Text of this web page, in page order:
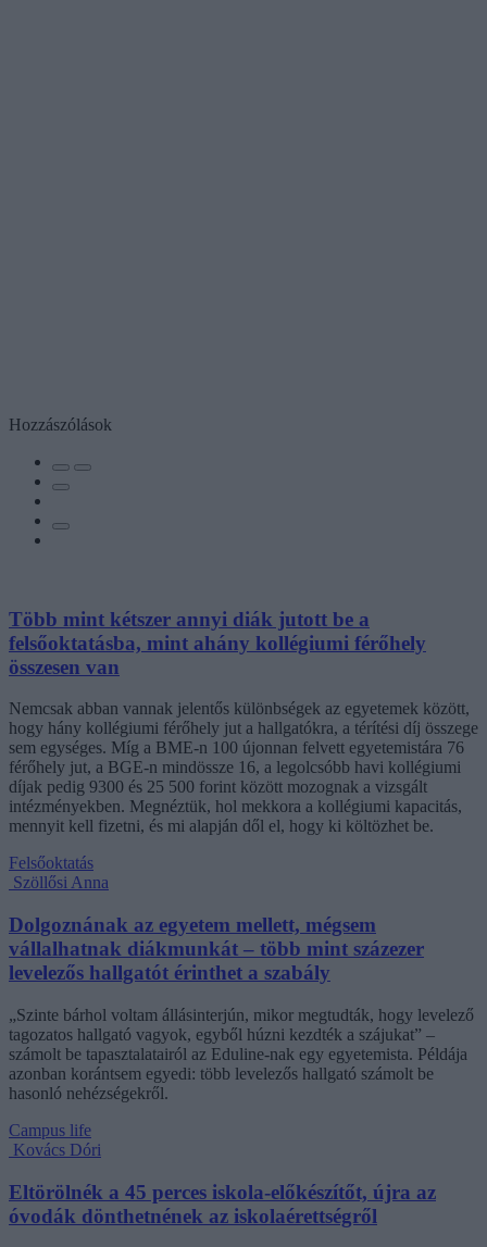
Hozzászólások
Több mint kétszer annyi diák jutott be a
felsőoktatásba, mint ahány kollégiumi férőhely
összesen van
Nemcsak abban vannak jelentős különbségek az egyetemek között,
hogy hány kollégiumi férőhely jut a hallgatókra, a térítési díj összege
sem egységes. Míg a BME-n 100 újonnan felvett egyetemistára 76
férőhely jut, a BGE-n mindössze 16, a legolcsóbb havi kollégiumi
díjak pedig 9300 és 25 500 forint között mozognak a vizsgált
intézményekben. Megnéztük, hol mekkora a kollégiumi kapacitás,
mennyit kell fizetni, és mi alapján dől el, hogy ki költözhet be.
Felsőoktatás
Szöllősi Anna
Dolgoznának az egyetem mellett, mégsem
vállalhatnak diákmunkát – több mint százezer
levelezős hallgatót érinthet a szabály
„Szinte bárhol voltam állásinterjún, mikor megtudták, hogy levelező
tagozatos hallgató vagyok, egyből húzni kezdték a szájukat” –
számolt be tapasztalatairól az Eduline-nak egy egyetemista. Példája
azonban korántsem egyedi: több levelezős hallgató számolt be
hasonló nehézségekről.
Campus life
Kovács Dóri
Eltörölnék a 45 perces iskola-előkészítőt, újra az
óvodák dönthetnének az iskolaérettségről